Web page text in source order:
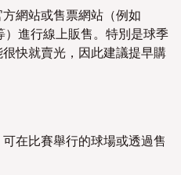
網站或售票網站（例如
進行線上販售。特別是球季
快就賣光，因此建議提早購
在比賽舉行的球場或透過售